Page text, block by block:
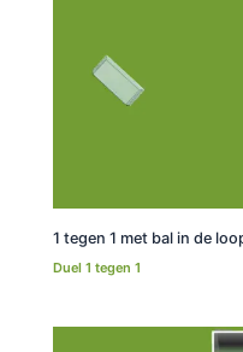
1 tegen 1 met bal in de
Duel 1 tegen 1